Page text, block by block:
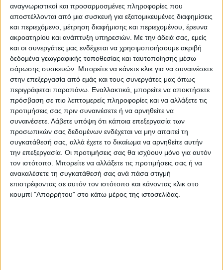
αναγνωριστικοί και προσαρμοσμένες πληροφορίες που
αποστέλλονται από μια συσκευή για εξατομικευμένες διαφημίσεις
και περιεχόμενο, μέτρηση διαφήμισης και περιεχομένου, έρευνα
ακροατηρίου και ανάπτυξη υπηρεσιών. Με την άδειά σας, εμείς
και οι συνεργάτες μας ενδέχεται να χρησιμοποιήσουμε ακριβή
δεδομένα γεωγραφικής τοποθεσίας και ταυτοποίησης μέσω
σάρωσης συσκευών. Μπορείτε να κάνετε κλικ για να συναινέσετε
στην επεξεργασία από εμάς και τους συνεργάτες μας όπως
περιγράφεται παραπάνω. Εναλλακτικά, μπορείτε να αποκτήσετε
πρόσβαση σε πιο λεπτομερείς πληροφορίες και να αλλάξετε τις
προτιμήσεις σας πριν συναινέσετε ή να αρνηθείτε να
συναινέσετε. Λάβετε υπόψη ότι κάποια επεξεργασία των
προσωπικών σας δεδομένων ενδέχεται να μην απαιτεί τη
συγκατάθεσή σας, αλλά έχετε το δικαίωμα να αρνηθείτε αυτήν
την επεξεργασία. Οι προτιμήσεις σας θα ισχύουν μόνο για αυτόν
τον ιστότοπο. Μπορείτε να αλλάξετε τις προτιμήσεις σας ή να
ανακαλέσετε τη συγκατάθεσή σας ανά πάσα στιγμή
επιστρέφοντας σε αυτόν τον ιστότοπο και κάνοντας κλικ στο
κουμπί "Απορρήτου" στο κάτω μέρος της ιστοσελίδας.
ΠΡΟΗΓΟΥΜΕΝΟ ΑΡΘΡΟ
Σε εξέλιξη είναι το έκτακτο
συμβούλιο των ομάδων της
SL2
ΕΠΟΜΕΝΟ ΑΡΘΡΟ
Οι Έλληνες τζόγαραν 29 δις
ευρώ το 2022. Εσείς
τζογάρετε καθόλου;
ΝΕΟΣ ΑΓΩΝ
https://neosagon.gr
Η Αρχαιότερη Καθημερινή Πρωινή Εφημερίδα της Καρδίτσας